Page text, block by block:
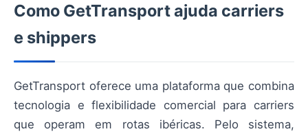
Como GetTransport ajuda carriers
e shippers
GetTransport oferece uma plataforma que combina
tecnologia e flexibilidade comercial para carriers
que operam em rotas ibéricas. Pelo sistema,